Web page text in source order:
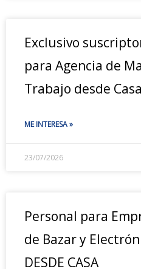
Exclusivo
para Agencia de
Trabajo desde Casa
ME INTERESA »
23/07/2026
Personal para
de Bazar y
DESDE CASA